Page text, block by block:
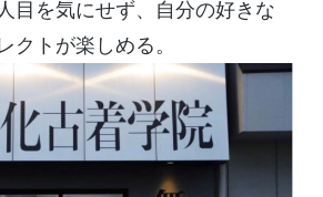
目を気にせず、自分の好きな
クトが楽しめる。